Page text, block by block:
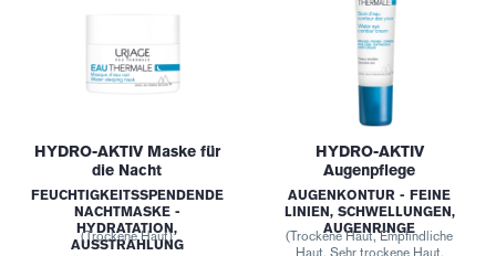
HYDRO-AKTIV Maske für
die Nacht
FEUCHTIGKEITSSPENDENDE
NACHTMASKE -
HYDRATATION,
AUSSTRAHLUNG
(Trockene Haut)
HYDRO-AKTIV
Augenpflege
AUGENKONTUR - FEINE
LINIEN, SCHWELLUNGEN,
AUGENRINGE
(Trockene Haut, Empfindliche
Haut, Sehr trockene Haut,